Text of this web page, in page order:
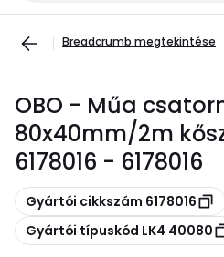
Breadcrumb megtekintése
OBO - Műa
80x40mm/2m
6178016 - 6178016
Másolás
Gyártói cikkszám 6178016
Másolás
Gyártói típuskód LK4 40080